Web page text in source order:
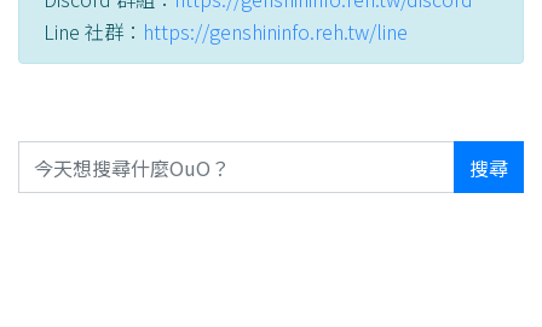
Line 社群： https://genshininfo.reh.tw/line
搜尋